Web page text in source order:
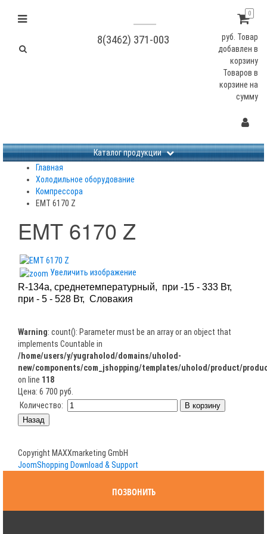
8(3462) 371-003
0
руб. Товар
добавлен в
корзину
Товаров в
корзине на
сумму
Не заданы изображения Каталог продукции
Главная
Холодильное оборудование
Компрессора
EMT 6170 Z
EMT 6170 Z
Увеличить изображение
R-134a, среднетемпературный, при -15 - 333 Вт,
при - 5 - 528 Вт, Словакия
Warning: count(): Parameter must be an array or an object that
implements Countable in
/home/users/y/yugraholod/domains/uholod-
new/components/com_jshopping/templates/uholod/product/
on line 118
Цена: 6 700 руб.
Количество:
Copyright MAXXmarketing GmbH
JoomShopping Download & Support
ПОЗВОНИТЬ